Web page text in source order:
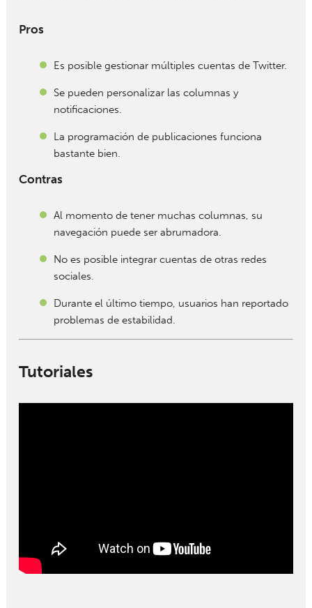
Pros
Es posible gestionar múltiples cuentas de Twitter.
Se pueden personalizar las columnas y
notificaciones.
La programación de publicaciones funciona
bastante bien.
Contras
Al momento de tener muchas columnas, su
navegación puede ser abrumadora.
No es posible integrar cuentas de otras redes
sociales.
Durante el último tiempo, usuarios han reportado
problemas de estabilidad.
Tutoriales